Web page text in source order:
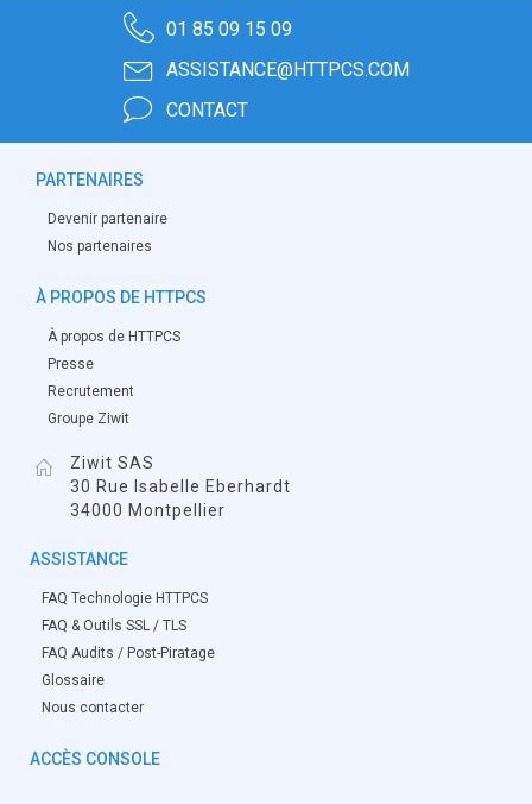
01 85 09 15 09
ASSISTANCE@HTTPCS.COM
CONTACT
PARTENAIRES
Devenir partenaire
Nos partenaires
À PROPOS DE HTTPCS
À propos de HTTPCS
Presse
Recrutement
Groupe Ziwit
Ziwit SAS
30 Rue Isabelle Eberhardt
34000 Montpellier
ASSISTANCE
FAQ Technologie HTTPCS
FAQ & Outils SSL / TLS
FAQ Audits / Post-Piratage
Glossaire
Nous contacter
ACCÈS CONSOLE